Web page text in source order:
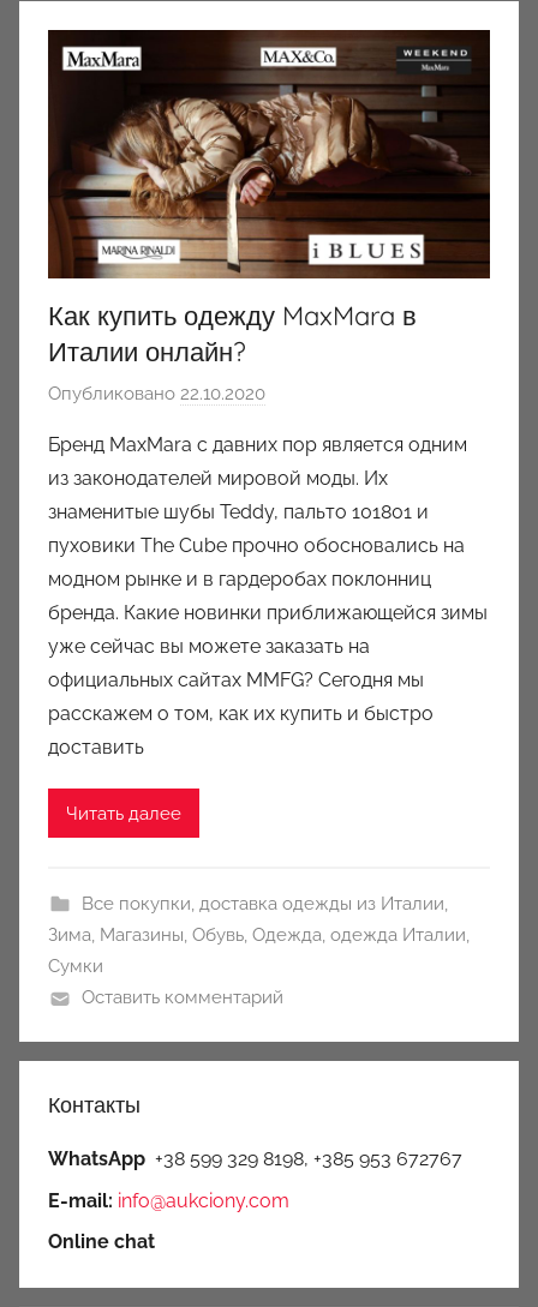
Как купить одежду MaxMara в
Италии онлайн?
Опубликовано 22.10.2020
т
о
р
о
м
a
u
k
c
Бренд MaxMara с давних пор является одним
из законодателей мировой моды. Их
знаменитые шубы Teddy, пальто 101801 и
пуховики The Cube прочно обосновались на
модном рынке и в гардеробах поклонниц
бренда. Какие новинки приближающейся зимы
уже сейчас вы можете заказать на
официальных сайтах MMFG? Сегодня мы
расскажем о том, как их купить и быстро
доставить
Читать далее
Все покупки, доставка одежды из Италии,
Зима, Магазины, Обувь, Одежда, одежда Италии,
Сумки
Оставить комментарий
Контакты
WhatsApp +38 599 329 8198, +385 953 672767
E-mail: info@aukciony.com
Online chat